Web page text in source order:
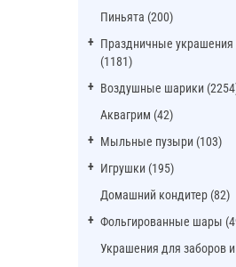
Пиньята (200)
Праздничные украшения
(1181)
Воздушные шарики
Аквагрим (42)
Мыльные пузыри (103)
Игрушки (195)
Домашний кондитер (82)
Фольгированные шары
Украшения для заборов и